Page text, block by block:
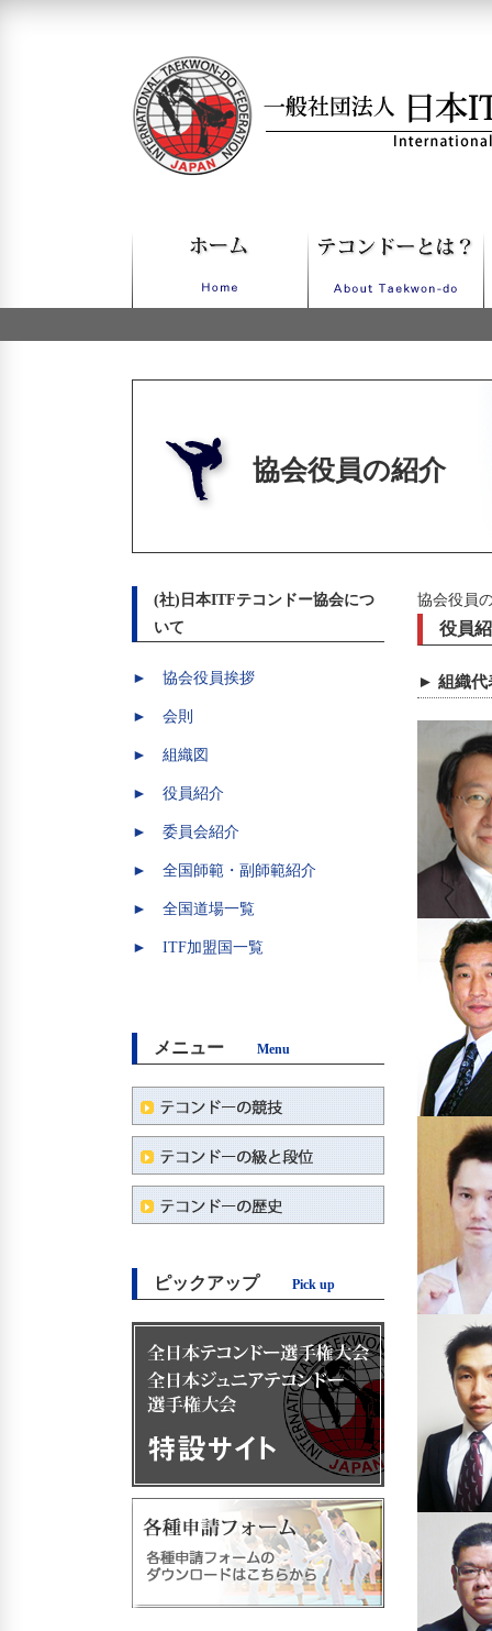
協会役員の紹介
(社)日本ITFテコンドー協会につ
いて
► 協会役員挨拶
► 会則
► 組織図
► 役員紹介
► 委員会紹介
► 全国師範・副師範紹介
► 全国道場一覧
► ITF加盟国一覧
メニュー Menu
ピックアップ Pick up
協会役員
役員
► 組織代